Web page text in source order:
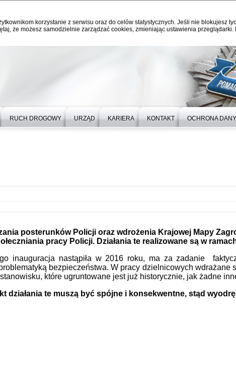
korzystanie z serwisu oraz do celów statystycznych. Jeśli nie blokujesz
że możesz samodzielnie zarządzać cookies, zmieniając ustawienia
RUCH DROGOWY URZĄD KARIERA KONTAKT OCHRONA
posterunków Policji oraz wdrożenia Krajowej Mapy
pracy Policji. Działania te realizowane są w
inauguracja nastąpiła w 2016 roku, ma za zadanie
bezpieczeństwa. W pracy dzielnicowych wdrażane
które ugruntowane jest już historycznie, jak żadne
działania te muszą być spójne i konsekwentne, stąd